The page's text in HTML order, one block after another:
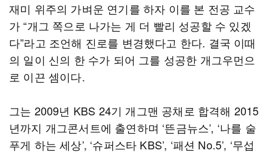
재미 위주의 가벼운 연기를 하자 이를 본 전공 교수
가 “개그 쪽으로 나가는 게 더 빨리 성공할 수 있겠
다”라고 조언해 진로를 변경했다고 한다. 결국 이때
의 일이 신의 한 수가 되어 그를 성공한 개그우먼으
로 이끈 셈이다.
그는 2009년 KBS 24기 개그맨 공채로 합격해 2015
년까지 개그콘서트에 출연하며 ‘뜬금뉴스’, ‘나를 술
푸게 하는 세상’, ‘슈퍼스타 KBS’, ‘패션 No.5’, ‘무섭